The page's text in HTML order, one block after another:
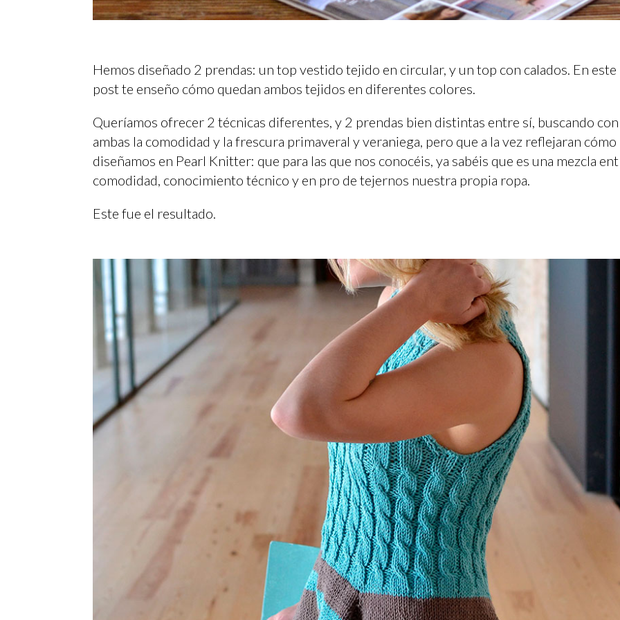
Hemos diseñado 2 prendas: un top vestido tejido en circular, y un top con calados. En este
post te enseño cómo quedan ambos tejidos en diferentes colores.
Queríamos ofrecer 2 técnicas diferentes, y 2 prendas bien distintas entre sí, buscando con
ambas la comodidad y la frescura primaveral y veraniega, pero que a la vez reflejaran cómo
diseñamos en Pearl Knitter: que para las que nos conocéis, ya sabéis que es una mezcla
comodidad, conocimiento técnico y en pro de tejernos nuestra propia ropa.
Este fue el resultado.